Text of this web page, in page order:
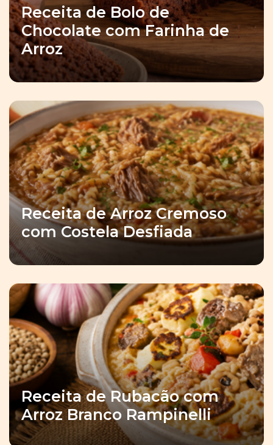
Receita de Bolo de
Chocolate com Farinha de
Arroz
Receita de Arroz Cremoso
com Costela Desfiada
Receita de Rubacão com
Arroz Branco Rampinelli